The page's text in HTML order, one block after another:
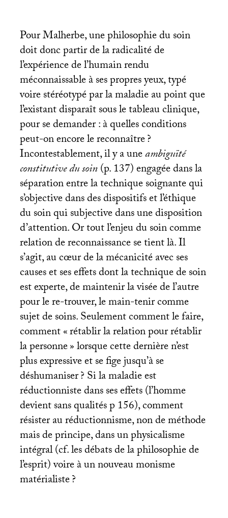
Pour Malherbe, une philosophie du soin
doit donc partir de la radicalité de
l’expérience de l’humain rendu
méconnaissable à ses propres yeux, typé
voire stéréotypé par la maladie au point que
l’existant disparaît sous le tableau clinique,
pour se demander : à quelles conditions
peut-on encore le reconnaître?
Incontestablement, il y a uneambiguïté
constitutive du soin(p. 137) engagée dans la
séparation entre la technique soignante qui
s’objective dans des dispositifs et l’éthique
du soin qui subjective dans une disposition
d’attention. Or tout l’enjeu du soin comme
relation de reconnaissance se tient là. Il
s’agit, au cœur de la mécanicité avec ses
causes et ses effets dont la technique de soin
est experte, de maintenir la visée de l’autre
pour le re-trouver, le main-tenir comme
sujet de soins. Seulement comment le faire,
comment «rétablir la relation pour rétablir
la personne» lorsque cette dernière n’est
plus expressive et se fige jusqu’à se
déshumaniser? Si la maladie est
réductionniste dans ses effets (l’homme
devient sans qualités p 156), comment
résister au réductionnisme, non de méthode
mais de principe, dans un physicalisme
intégral (cf. les débats de la philosophie de
l’esprit) voire à un nouveau monisme
matérialiste?